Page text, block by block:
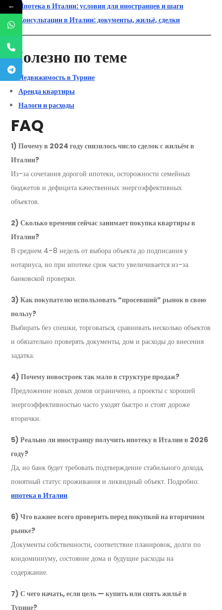
Ипотека в Италии: условия для иностранцев и шаги
Консультации в Италии: документы, жильё, сделки
Полезно по теме
Недвижимость в Турине
Аренда квартиры
Налоги и расходы
FAQ
1) Почему в 2024 году снизилось число сделок с жильём в
Италии?
Из-за сочетания дорогой ипотеки, осторожности семейных
бюджетов и дефицита качественных энергоэффективных
объектов.
2) Сколько времени сейчас занимает покупка квартиры в
Италии?
В среднем 4–8 недель от выбора объекта до подписания у
нотариуса, но при ипотеке срок часто увеличивается из-за
банковской проверки.
3) Как покупателю использовать “просевший” рынок в свою
пользу?
Выбирать без спешки, торговаться, сравнивать несколько объектов
и обязательно проверять документы, дом и расходы до внесения
задатка.
4) Почему новостроек так мало в структуре продаж?
Предложение новых домов ограничено, а проекты с хорошей
энергоэффективностью часто уходят быстро и стоят дороже
вторички.
5) Реально ли иностранцу получить ипотеку в Италии в 2026
году?
Да, но банк будет требовать подтверждение стабильного дохода,
понятный статус проживания и ликвидный объект. Подробно:
ипотека в Италии.
6) Что важнее всего проверить перед покупкой на вторичном
рынке?
Документы собственности, соответствие планировок, долги по
кондоминиуму, состояние дома и будущие расходы на
содержание.
7) С чего начать, если цель — купить или снять жильё в
Турине?
←